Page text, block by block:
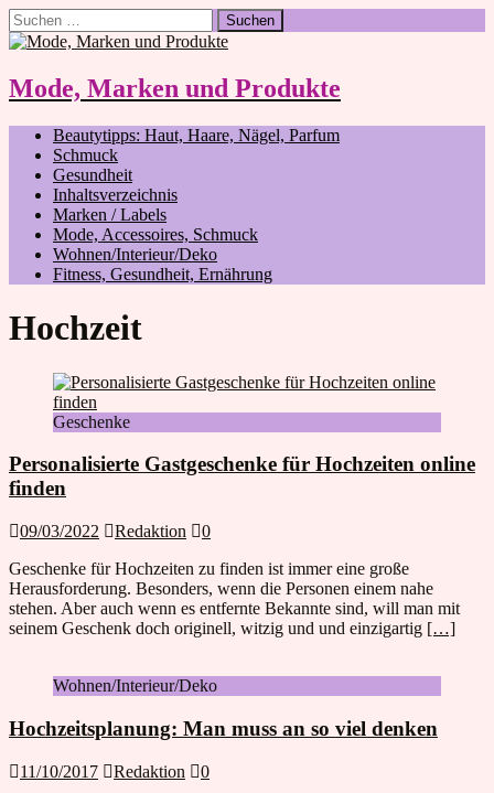
Suchen
nach:
Mode, Marken und Produkte
Beautytipps: Haut, Haare, Nägel, Parfum
Schmuck
Gesundheit
Inhaltsverzeichnis
Marken / Labels
Mode, Accessoires, Schmuck
Wohnen/Interieur/Deko
Fitness, Gesundheit, Ernährung
Hochzeit
Geschenke
Personalisierte Gastgeschenke für Hochzeiten online
finden
09/03/2022 Redaktion
0
Geschenke für Hochzeiten zu finden ist immer eine große
Herausforderung. Besonders, wenn die Personen einem nahe
stehen. Aber auch wenn es entfernte Bekannte sind, will man mit
seinem Geschenk doch originell, witzig und und einzigartig […]
Wohnen/Interieur/Deko
Hochzeitsplanung: Man muss an so viel denken
11/10/2017 Redaktion
0